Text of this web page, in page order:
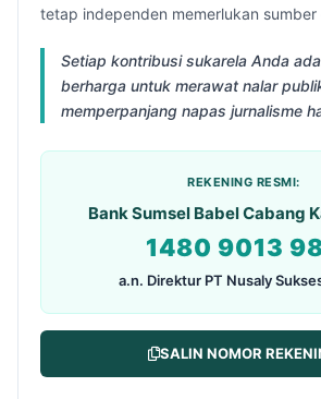
tetap independen memerlukan
Setiap kontribusi sukarela Anda
berharga untuk merawat nalar
memperpanjang napas jurnalisme
REKENING RESMI:
Bank Sumsel Babel Cabang
1480 9013
a.n. Direktur PT Nusaly
SALIN NOMOR